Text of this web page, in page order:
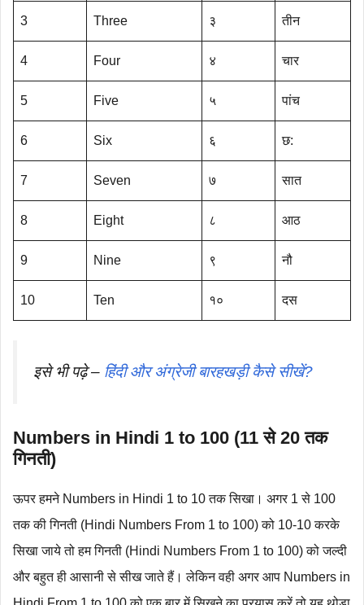
3 Three ३ तीन
4 Four ४ चार
5 Five ५ पांच
6 Six ६ छ:
7 Seven ७ सात
8 Eight ८ आठ
9 Nine ९ नौ
10 Ten १० दस
इसे भी पढ़े – हिंदी और अंग्रेजी बारहखड़ी कैसे सीखें?
Numbers in Hindi 1 to 100 (11 से 20 तक
गिनती)
ऊपर हमने Numbers in Hindi 1 to 10 तक सिखा। अगर 1 से 100
तक की गिनती (Hindi Numbers From 1 to 100) को 10-10 करके
सिखा जाये तो हम गिनती (Hindi Numbers From 1 to 100) को जल्दी
और बहुत ही आसानी से सीख जाते हैं। लेकिन वही अगर आप Numbers in